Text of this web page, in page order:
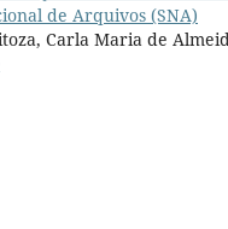
de Arquivos (SNA)
Carla Maria de